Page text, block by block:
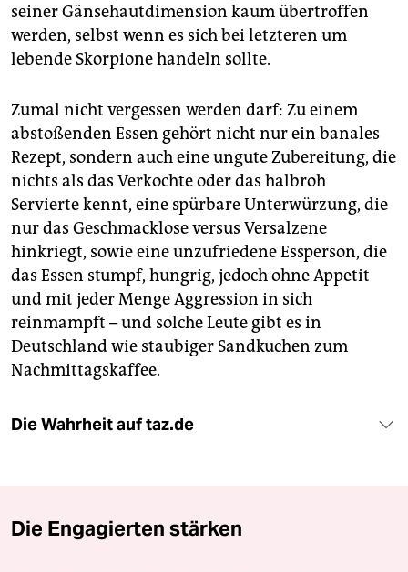
seiner Gänsehautdimension kaum übertroffen
werden, selbst wenn es sich bei letzteren um
lebende Skorpione handeln sollte.
Zumal nicht vergessen werden darf: Zu einem
abstoßenden Essen gehört nicht nur ein banales
Rezept, sondern auch eine ungute Zubereitung, die
nichts als das Verkochte oder das halbroh
Servierte kennt, eine spürbare Unterwürzung, die
nur das Geschmacklose versus Versalzene
hinkriegt, sowie eine unzufriedene Essperson, die
das Essen stumpf, hungrig, jedoch ohne Appetit
und mit jeder Menge Aggression in sich
reinmampft – und solche Leute gibt es in
Deutschland wie staubiger Sandkuchen zum
Nachmittagskaffee.
Die Wahrheit auf taz.de
Die Engagierten stärken